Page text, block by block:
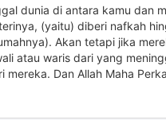
dunia di antara kamu dan
(yaitu) diberi nafkah
Akan tetapi jika
atau waris dari yang
Dan Allah Maha